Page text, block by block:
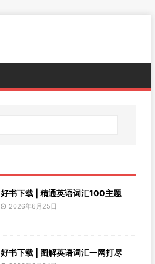
好书下载 | 精通英语词汇100主题
2026年6月25日
好书下载 | 图解英语词汇一网打尽